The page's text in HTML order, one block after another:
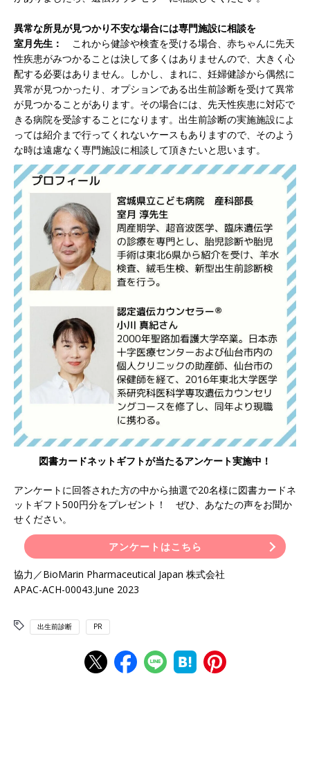
異常な所見が見つかり不安な場合には専門施設に相談を
室月先生：
これから健診や検査を受ける場合、赤ちゃんに先天
性疾患がみつかることは決して多くはありませんので、大きく心
配する必要はありません。しかし、まれに、妊婦健診から偶然に
異常が見つかったり、オプションである出生前診断を受けて異常
が見つかることがあります。その場合には、先天性疾患に対応で
きる病院を受診することになります。出生前診断の実施施設によ
っては紹介まで行ってくれないケースもありますので、そのよう
な時は遠慮なく専門施設に相談して頂きたいと思います。
図書カードネットギフトが当たるアンケート実施中！
アンケートに回答された方の中から抽選で20名様に図書カードネ
ットギフト500円分をプレゼント！ ぜひ、あなたの声をお聞か
せください。
アンケートはこちら
協力／BioMarin Pharmaceutical Japan 株式会社
APAC-ACH-00043.June 2023
出生前診断 PR